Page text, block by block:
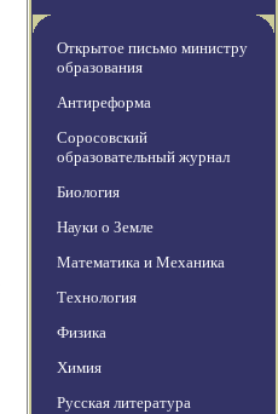
Открытое письмо министру
образования
Антиреформа
Соросовский
образовательный журнал
Биология
Науки о Земле
Математика и Механика
Технология
Физика
Химия
Русская литература